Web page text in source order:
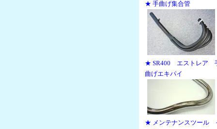
★ 手曲げ集合管
★ SR400 エストレア
曲げエキパイ
★ メンテナンスツール